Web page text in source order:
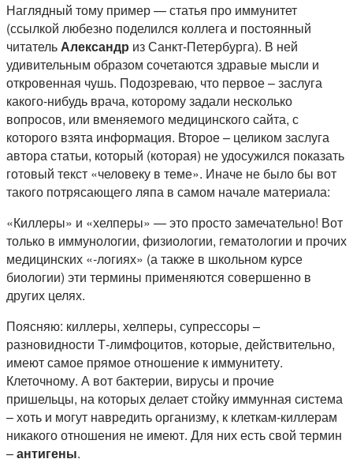
Наглядный тому пример — статья про иммунитет
(ссылкой любезно поделился коллега и постоянный
читательАлександр из Санкт-Петербурга). В ней
удивительным образом сочетаются здравые мысли и
откровенная чушь. Подозреваю, что первое – заслуга
какого-нибудь врача, которому задали несколько
вопросов, или вменяемого медицинского сайта, с
которого взята информация. Второе – целиком заслуга
автора статьи, который (которая) не удосужился показать
готовый текст «человеку в теме». Иначе не было бы вот
такого потрясающего ляпа в самом начале материала:
«Киллеры» и «хелперы» — это просто замечательно! Вот
только в иммунологии, физиологии, гематологии и прочих
медицинских «-логиях» (а также в школьном курсе
биологии) эти термины применяются совершенно в
других целях.
Поясняю: киллеры, хелперы, супрессоры –
разновидности Т-лимфоцитов, которые, действительно,
имеют самое прямое отношение к иммунитету.
Клеточному. А вот бактерии, вирусы и прочие
пришельцы, на которых делает стойку иммунная система
– хоть и могут навредить организму, к клеткам-киллерам
никакого отношения не имеют. Для них есть свой термин
–антигены.